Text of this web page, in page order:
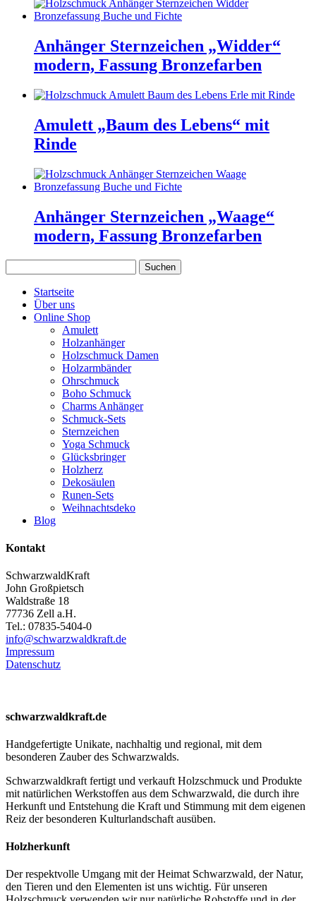
Anhänger Sternzeichen „Widder“
modern, Fassung Bronzefarben
Amulett „Baum des Lebens“ mit
Rinde
Anhänger Sternzeichen „Waage“
modern, Fassung Bronzefarben
nach:
Startseite
Über uns
Online Shop
Amulett
Holzanhänger
Holzschmuck Damen
Holzarmbänder
Ohrschmuck
Boho Schmuck
Charms Anhänger
Schmuck-Sets
Sternzeichen
Yoga Schmuck
Glücksbringer
Holzherz
Dekosäulen
Runen-Sets
Weihnachtsdeko
Blog
Kontakt
SchwarzwaldKraft
John Großpietsch
Waldstraße 18
77736 Zell a.H.
Tel.: 07835-5404-0
info@schwarzwaldkraft.de
Impressum
Datenschutz
schwarzwaldkraft.de
Handgefertigte Unikate, nachhaltig und regional, mit dem
besonderen Zauber des Schwarzwalds.
Schwarzwaldkraft fertigt und verkauft Holzschmuck und Produkte
mit natürlichen Werkstoffen aus dem Schwarzwald, die durch ihre
Herkunft und Entstehung die Kraft und Stimmung mit dem eigenen
Reiz der besonderen Kulturlandschaft ausüben.
Holzherkunft
Der respektvolle Umgang mit der Heimat Schwarzwald, der Natur,
den Tieren und den Elementen ist uns wichtig. Für unseren